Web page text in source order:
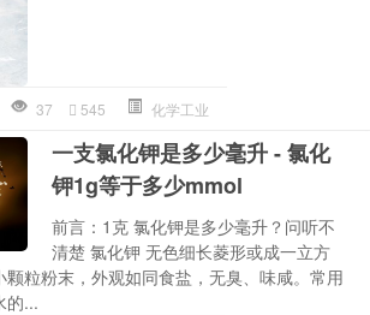
37 545 化学工业
一支氯化钾是多少毫升 - 氯化
钾1g等于多少mmol
前言：1克 氯化钾是多少毫升？问听不
清楚 氯化钾 无色细长菱形或成一立方
粒粉末，外观如同食盐，无臭、味咸。常用
的...